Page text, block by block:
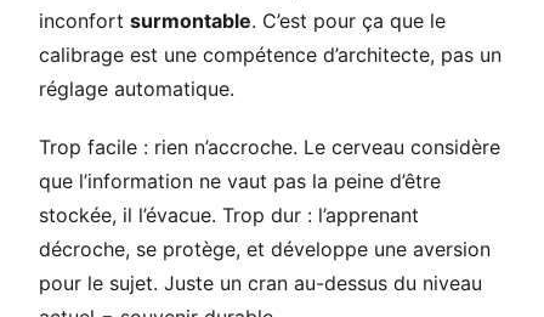
inconfort surmontable. C’est pour ça que le
calibrage est une compétence d’architecte, pas un
réglage automatique.
Trop facile : rien n’accroche. Le cerveau considère
que l’information ne vaut pas la peine d’être
stockée, il l’évacue. Trop dur : l’apprenant
décroche, se protège, et développe une aversion
pour le sujet. Juste un cran au-dessus du niveau